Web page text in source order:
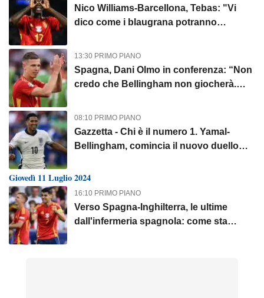
Nico Williams-Barcellona, Tebas: "Vi
dico come i blaugrana potranno
13:30 PRIMO PIANO
Spagna, Dani Olmo in conferenza: “Non
credo che Bellingham non giocherà.
08:10 PRIMO PIANO
Gazzetta - Chi è il numero 1. Yamal-
Bellingham, comincia il nuovo duello
Giovedì 11 Luglio 2024
16:10 PRIMO PIANO
Verso Spagna-Inghilterra, le ultime
dall'infermeria spagnola: come sta